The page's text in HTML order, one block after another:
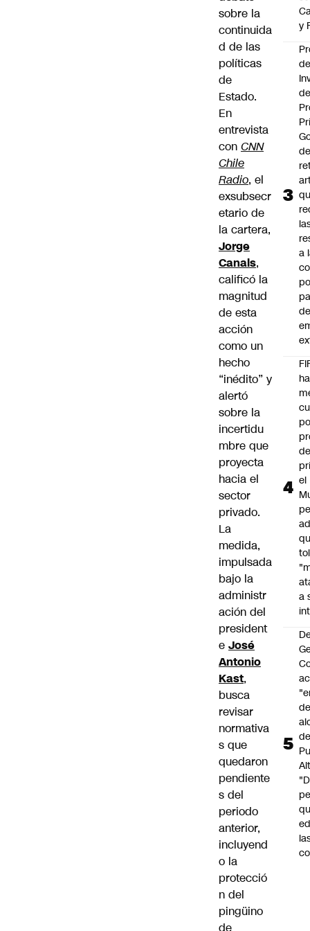
sobre la
continuida
d de las
políticas
de
Estado.
En
entrevista
con CNN
Chile
Radio, el
exsubsecr
etario de
la cartera,
Jorge
Canals,
calificó la
magnitud
de esta
acción
como un
hecho
“inédito” y
alertó
sobre la
incertidu
mbre que
proyecta
hacia el
sector
privado.
La
medida,
impulsada
bajo la
administr
ación del
president
e José
Antonio
Kast,
busca
revisar
normativa
s que
quedaron
pendiente
s del
periodo
anterior,
incluyend
o la
protecció
n del
pingüino
y
de
a
de
de
el
a
de